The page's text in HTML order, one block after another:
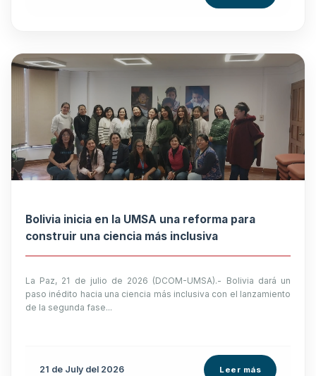
Bolivia inicia en la UMSA una reforma para
construir una ciencia más inclusiva
La Paz, 21 de julio de 2026 (DCOM-UMSA).- Bolivia dará un
paso inédito hacia una ciencia más inclusiva con el lanzamiento
de la segunda fase...
21 de July del 2026 Leer más